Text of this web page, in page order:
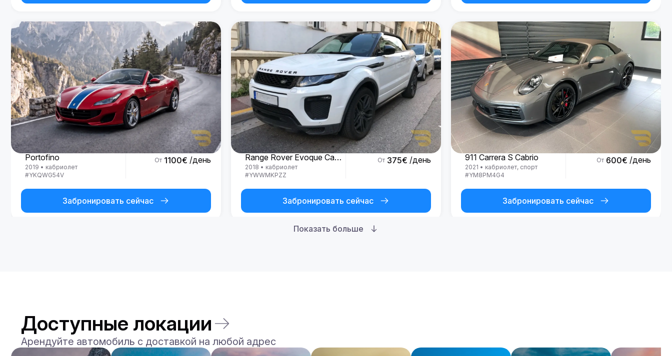
Ferrari
Portofino
2019 • кабриолет
#YKQWG54V
От 1100€ /день
Забронировать сейчас
Land Rover
Range Rover Evoque Cabrio
2018 • кабриолет
#YWWMKPZZ
От 375€ /день
Забронировать сейчас
Porsche
911 Carrera S Cabrio
2021 • кабриолет, спорт
#YM8PM4G4
От 600€ /день
Забронировать сейчас
Показать больше
Доступные локации
Арендуйте автомобиль с доставкой на любой адрес